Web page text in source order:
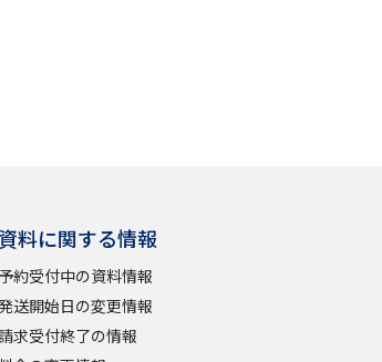
学特集
タルパンフレット
資料に関する情報
予約受付中の資料情報
発送開始日の変更情報
求受付終了の情報